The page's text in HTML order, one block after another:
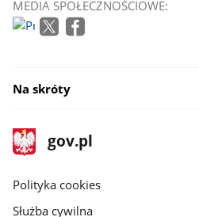
MEDIA SPOŁECZNOŚCIOWE:
Na skróty
stopka
gov.pl
Strona
gov.pl
gov.pl
Polityka cookies
Służba cywilna